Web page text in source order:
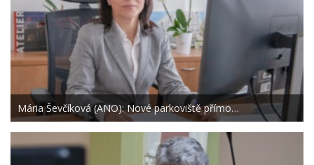
Mária Ševčíková (ANO): Nové parkoviště přímo…